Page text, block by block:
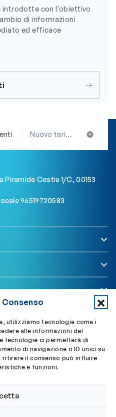
utilizziamo tecnologie come i
alle informazioni del
tecnologie ci permetterà di
di navigazione o ID unici su
il consenso può influire
e funzioni.
introdotte con l'obiettivo
di informazioni
ed efficace
Nuovo tariffario dei laboratori, D’Anna: “Pericolose le smanie da protagonismo”
Piramide Cestia 1/C, 00153
96519720583
Accedi a My OBLA